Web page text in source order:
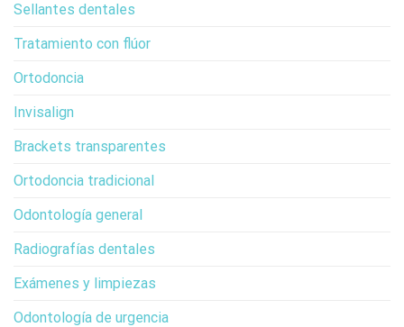
Sellantes dentales
Tratamiento con flúor
Ortodoncia
Invisalign
Brackets transparentes
Ortodoncia tradicional
Odontología general
Radiografías dentales
Exámenes y limpiezas
Odontología de urgencia